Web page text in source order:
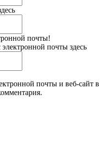
почты!
почты здесь
почты и веб-сайт в